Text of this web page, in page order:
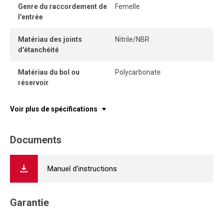
Genre du raccordement de
l'entrée
Femelle
Matériau des joints
d'étanchéité
Nitrile/NBR
Matériau du bol ou
réservoir
Polycarbonate
Voir plus de spécifications
Documents
Manuel d'instructions
Garantie